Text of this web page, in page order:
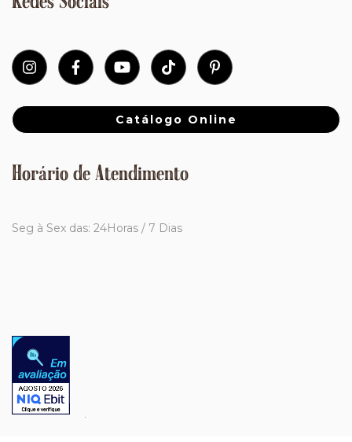
Catálogo Online
Horário de Atendimento
Seg à Sex das: 24Horas / 7 Dias